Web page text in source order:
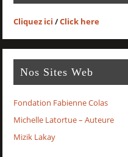
Cliquez ici /Click here
Nos Sites Web
Fondation Fabienne Colas
Michelle Latortue – Auteure
Mizik Lakay